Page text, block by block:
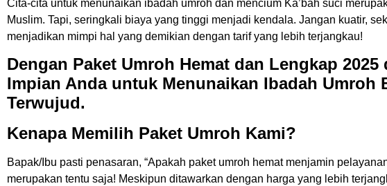
Cita-cita untuk menunaikan ibadah umroh dan mencium Ka’bah suci
Muslim. Tapi, seringkali biaya yang tinggi menjadi kendala. Jangan kuatir,
menjadikan mimpi hal yang demikian dengan tarif yang lebih terjangkau!
Dengan Paket Umroh Hemat dan Lengkap 2025
Impian Anda untuk Menunaikan Ibadah Umroh
Terwujud.
Kenapa Memilih Paket Umroh Kami?
Bapak/Ibu pasti penasaran, “Apakah paket umroh hemat menjamin
merupakan tentu saja! Meskipun ditawarkan dengan harga yang lebih